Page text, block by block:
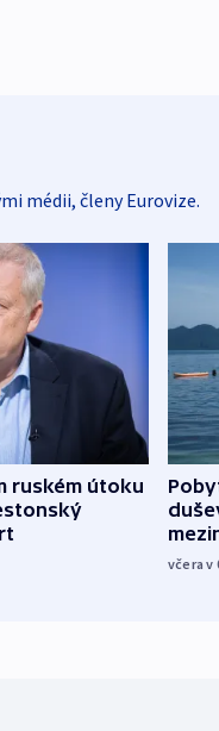
médii, členy Eurovize.
ruském útoku
včera v